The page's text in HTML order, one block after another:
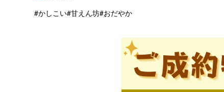
#かしこい#甘えん坊#おだやか